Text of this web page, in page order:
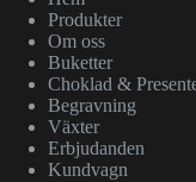
Produkter
Om oss
Buketter
Choklad &
Begravning
Växter
Erbjudanden
Kundvagn